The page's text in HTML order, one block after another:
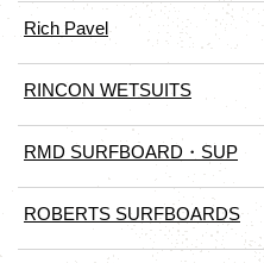
Rich Pavel
RINCON WETSUITS
RMD SURFBOARD・SUP
ROBERTS SURFBOARDS